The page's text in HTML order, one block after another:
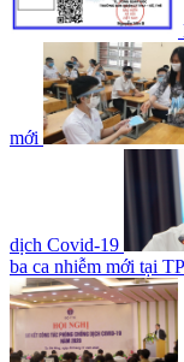
mới
dịch Covid-19
ba ca nhiễm mới tại